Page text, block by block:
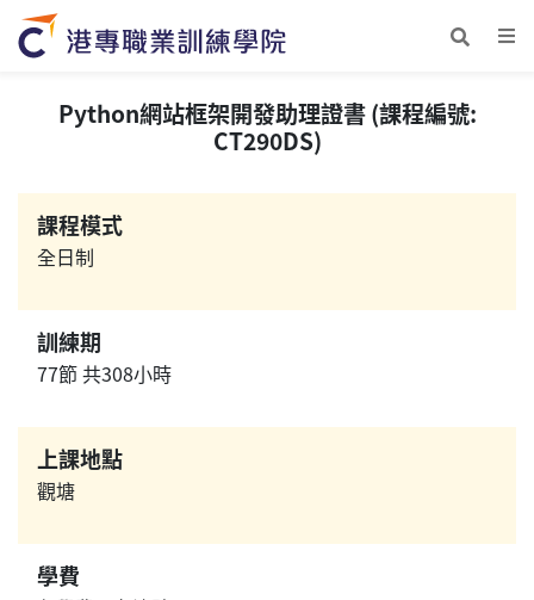
Python網站框架開發助理證書 (課程編號:
CT290DS)
課程模式
全日制
訓練期
77節 共308小時
上課地點
觀塘
學費